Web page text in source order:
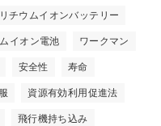
リチウムイオンバッテリー
イオン電池 ワークマン
安全性 寿命
資源有効利用促進法
飛行機持ち込み